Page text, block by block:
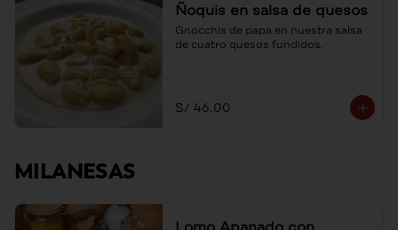
Ñoquis en salsa de quesos
Gnocchis de papa en nuestra salsa
de cuatro quesos fundidos.
S/ 46.00
MILANESAS